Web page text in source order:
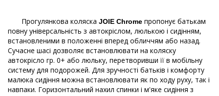
Прогулянкова коляска JOIE Chrome пропонує батькам
повну універсальність з автокріслом, люлькою і сидінням,
встановленими в положенні вперед обличчям або назад.
Сучасне шасі дозволяє встановлювати на коляску
автокрісло гр. 0+ або люльку, перетворивши її в мобільну
систему для подорожей. Для зручності батьків і комфорту
малюка сидіння можна встановлювати як по ходу руху, так і
навпаки. Горизонтальний нахил спинки і м'яке сидіння з